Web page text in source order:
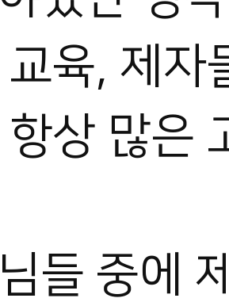
교육, 제자
상 많은
들 중에